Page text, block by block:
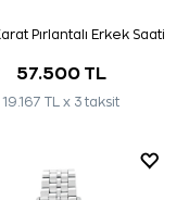
Pırlantalı Erkek Saati
57.500 TL
19.167 TL x 3 taksit